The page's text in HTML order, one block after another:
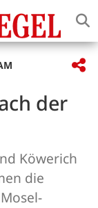
der
Köwerich
die